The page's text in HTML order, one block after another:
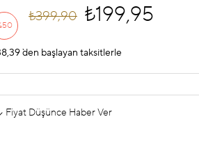
50
₺399,90 ₺199,95
`den başlayan taksitlerle
Fiyat Düşünce Haber Ver